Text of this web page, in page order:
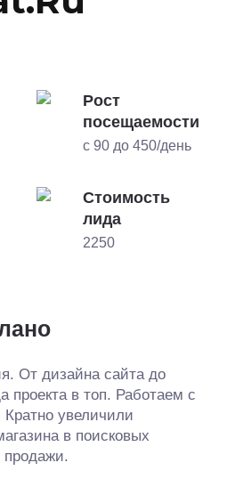
Рост
посещаемости
с 90 до 450/день
Стоимость
лида
2250
От дизайна сайта до
проекта в топ. Работаем с
Кратно увеличили
в поисковых